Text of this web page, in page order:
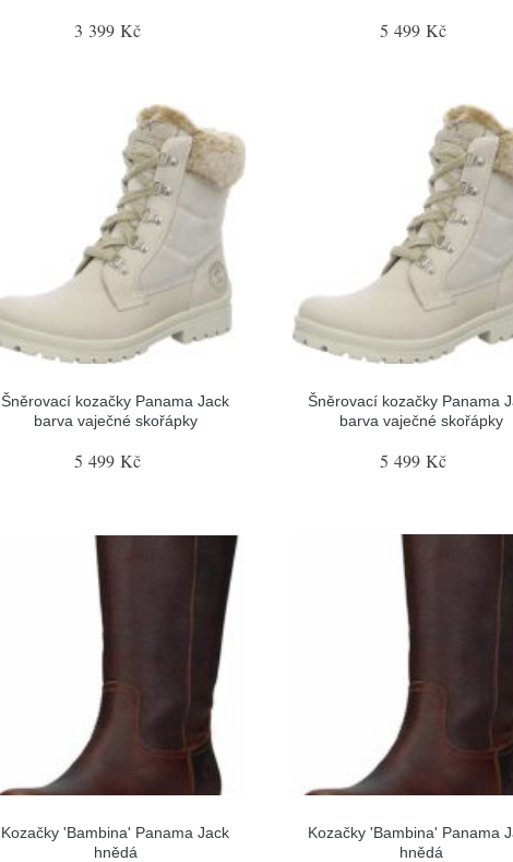
3 399 Kč 5 499 Kč
Šněrovací kozačky Panama Jack
barva vaječné skořápky
5 499 Kč
Šněrovací kozačky Panama
barva vaječné skořápky
5 499 Kč
Kozačky 'Bambina' Panama Jack
hnědá
Kozačky 'Bambina' Panama
hnědá